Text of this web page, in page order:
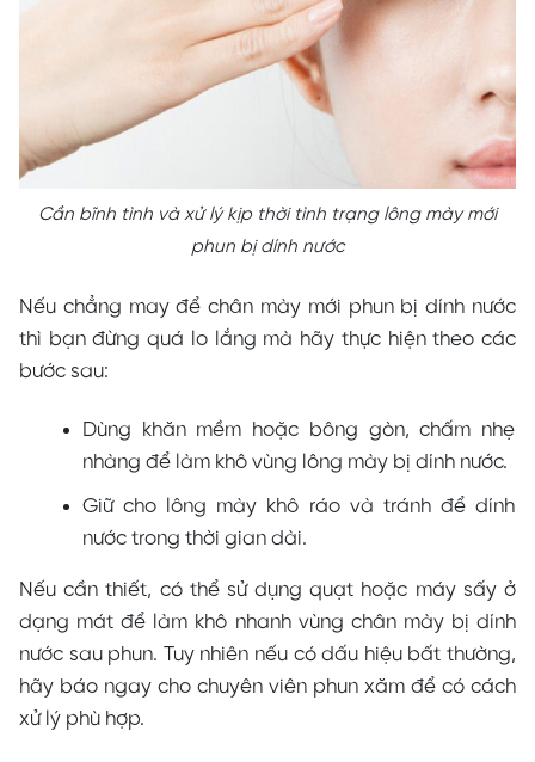
Cần bĩnh tình và xử lý kịp thời tình trạng lông mày mới
phun bị dính nước
Nếu chẳng may để chân mày mới phun bị dính nước
thì bạn đừng quá lo lắng mà hãy thực hiện theo các
bước sau:
Dùng khăn mềm hoặc bông gòn, chấm nhẹ
nhàng để làm khô vùng lông mày bị dính nước.
Giữ cho lông mày khô ráo và tránh để dính
nước trong thời gian dài.
Nếu cần thiết, có thể sử dụng quạt hoặc máy sấy ở
dạng mát để làm khô nhanh vùng chân mày bị dính
nước sau phun. Tuy nhiên nếu có dấu hiệu bất thường,
hãy báo ngay cho chuyên viên phun xăm để có cách
xử lý phù hợp.